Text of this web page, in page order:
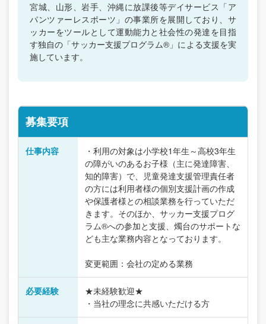
宮城、山形、岩手、沖縄に放課後等デイサービス「ア
パンツァーレスポーツ」の事業所を展開しており、サ
ッカーをツールとして運動能力と社会性の発達を目指
す独自の「サッカー支援プログラム®」による支援を実
施しています。
募集要項
仕事内容
・利用の対象は小学校1年生～高校3年生
の障がいのあるお子様（主に発達障害、
知的障害）で、児童発達支援管理責任者
の方には利用者様の個別支援計画の作成
や保護者様との相談業務を行っていただ
きます。そのほか、サッカー支援プログ
ラム®への参加と支援、燭台のサポートな
ども主な業務内容となっております。
変更範囲：会社の定める業務
必要経験
★未経験歓迎★
・当社の理念に共感いただける方